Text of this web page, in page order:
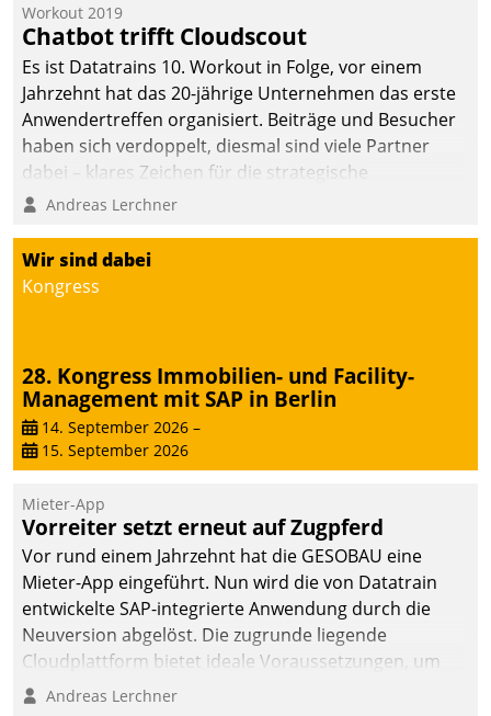
Workout 2019
Chatbot trifft Cloudscout
Es ist Datatrains 10. Workout in Folge, vor einem
Jahrzehnt hat das 20-jährige Unternehmen das erste
Anwendertreffen organisiert. Beiträge und Besucher
haben sich verdoppelt, diesmal sind viele Partner
dabei – klares Zeichen für die strategische
Fokussierung auf den Kunden.
Andreas Lerchner
Wir sind dabei
Kongress
28. Kongress Immobilien- und Facility-
Management mit SAP in Berlin
14. September 2026 –
15. September 2026
Mieter-App
Vorreiter setzt erneut auf Zugpferd
Vor rund einem Jahrzehnt hat die GESOBAU eine
Mieter-App eingeführt. Nun wird die von Datatrain
entwickelte SAP-integrierte Anwendung durch die
Neuversion abgelöst. Die zugrunde liegende
Cloudplattform bietet ideale Voraussetzungen, um
die Funktionalität der App zu erweitern und weitere
Andreas Lerchner